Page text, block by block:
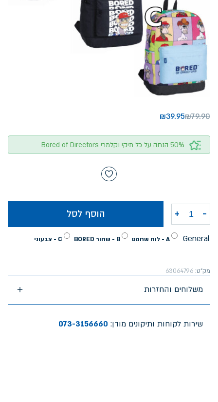
₪79.90
₪39.95
50% הנחה על כל תיקי וקלמרי Bored of Directors
General A - לוח שחמט B - שחור BORED C - צבעוני
- כמות של תיקי Bored of Directors
+ הוסף לסל
מק"ט: 63064796
משלוחים והחזרות
שירות לקוחות ותיקונים מודן: 073-3156660